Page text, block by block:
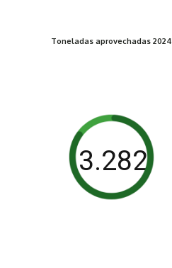
Toneladas aprovechadas 2024
3.282